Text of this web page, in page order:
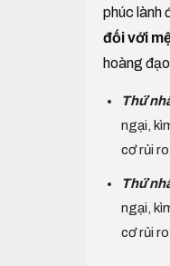
phúc lành
đối với
hoàng
Thứ
ngại,
cơ rủi
Thứ
ngại,
cơ rủi